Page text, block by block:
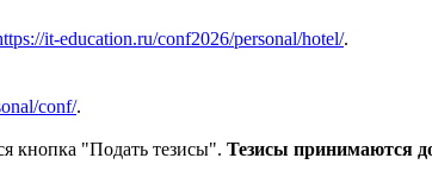
it-education.ru/conf2026/personal/hotel/.
conf/.
кнопка "Подать тезисы". Тезисы принимаются